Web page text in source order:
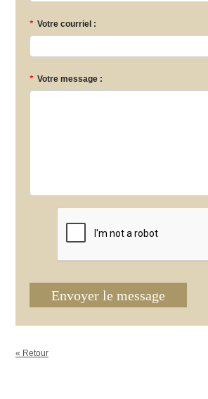
* Votre courriel :
* Votre message :
Envoyer le message
« Retour